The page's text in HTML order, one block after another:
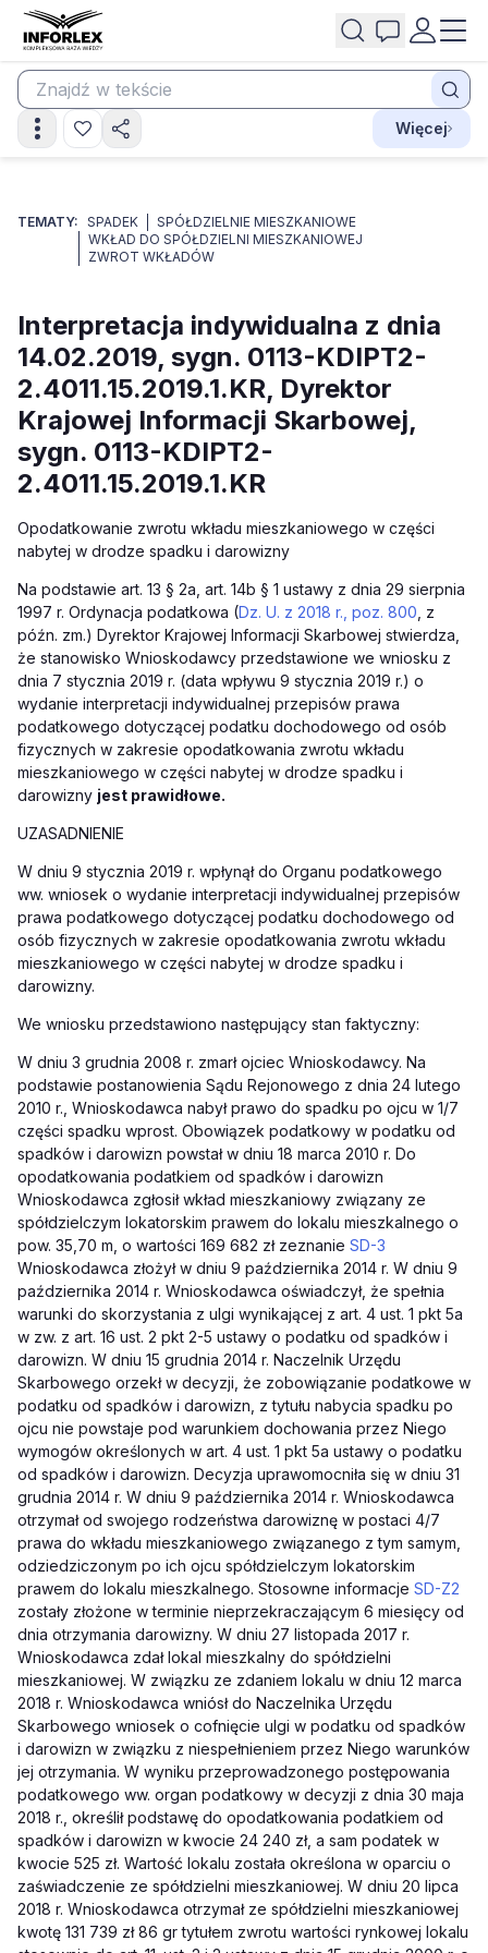
Więcej
TEMATY: SPADEK
SPÓŁDZIELNIE MIESZKANIOWE
WKŁAD DO SPÓŁDZIELNI MIESZKANIOWEJ
ZWROT WKŁADÓW
Interpretacja indywidualna z dnia
14.02.2019, sygn. 0113-KDIPT2-
2.4011.15.2019.1.KR, Dyrektor
Krajowej Informacji Skarbowej,
sygn. 0113-KDIPT2-
2.4011.15.2019.1.KR
Opodatkowanie zwrotu wkładu mieszkaniowego w części
nabytej w drodze spadku i darowizny
Na podstawie art. 13 § 2a, art. 14b § 1 ustawy z dnia 29 sierpnia
1997 r. Ordynacja podatkowa (Dz. U. z 2018 r., poz. 800 , z
późn. zm.) Dyrektor Krajowej Informacji Skarbowej stwierdza,
że stanowisko Wnioskodawcy przedstawione we wniosku z
dnia 7 stycznia 2019 r. (data wpływu 9 stycznia 2019 r.) o
wydanie interpretacji indywidualnej przepisów prawa
podatkowego dotyczącej podatku dochodowego od osób
fizycznych w zakresie opodatkowania zwrotu wkładu
mieszkaniowego w części nabytej w drodze spadku i
darowizny jest prawidłowe.
UZASADNIENIE
W dniu 9 stycznia 2019 r. wpłynął do Organu podatkowego
ww. wniosek o wydanie interpretacji indywidualnej przepisów
prawa podatkowego dotyczącej podatku dochodowego od
osób fizycznych w zakresie opodatkowania zwrotu wkładu
mieszkaniowego w części nabytej w drodze spadku i
darowizny.
We wniosku przedstawiono następujący stan faktyczny:
W dniu 3 grudnia 2008 r. zmarł ojciec Wnioskodawcy. Na
podstawie postanowienia Sądu Rejonowego z dnia 24 lutego
2010 r., Wnioskodawca nabył prawo do spadku po ojcu w 1/7
części spadku wprost. Obowiązek podatkowy w podatku od
spadków i darowizn powstał w dniu 18 marca 2010 r. Do
opodatkowania podatkiem od spadków i darowizn
Wnioskodawca zgłosił wkład mieszkaniowy związany ze
spółdzielczym lokatorskim prawem do lokalu mieszkalnego o
pow. 35,70 m, o wartości 169 682 zł zeznanie SD-3
Wnioskodawca złożył w dniu 9 października 2014 r. W dniu 9
października 2014 r. Wnioskodawca oświadczył, że spełnia
warunki do skorzystania z ulgi wynikającej z art. 4 ust. 1 pkt 5a
w zw. z art. 16 ust. 2 pkt 2-5 ustawy o podatku od spadków i
darowizn. W dniu 15 grudnia 2014 r. Naczelnik Urzędu
Skarbowego orzekł w decyzji, że zobowiązanie podatkowe w
podatku od spadków i darowizn, z tytułu nabycia spadku po
ojcu nie powstaje pod warunkiem dochowania przez Niego
wymogów określonych w art. 4 ust. 1 pkt 5a ustawy o podatku
od spadków i darowizn. Decyzja uprawomocniła się w dniu 31
grudnia 2014 r. W dniu 9 października 2014 r. Wnioskodawca
otrzymał od swojego rodzeństwa darowiznę w postaci 4/7
prawa do wkładu mieszkaniowego związanego z tym samym,
odziedziczonym po ich ojcu spółdzielczym lokatorskim
prawem do lokalu mieszkalnego. Stosowne informacje SD-Z2
zostały złożone w terminie nieprzekraczającym 6 miesięcy od
dnia otrzymania darowizny. W dniu 27 listopada 2017 r.
Wnioskodawca zdał lokal mieszkalny do spółdzielni
mieszkaniowej. W związku ze zdaniem lokalu w dniu 12 marca
2018 r. Wnioskodawca wniósł do Naczelnika Urzędu
Skarbowego wniosek o cofnięcie ulgi w podatku od spadków
i darowizn w związku z niespełnieniem przez Niego warunków
jej otrzymania. W wyniku przeprowadzonego postępowania
podatkowego ww. organ podatkowy w decyzji z dnia 30 maja
2018 r., określił podstawę do opodatkowania podatkiem od
spadków i darowizn w kwocie 24 240 zł, a sam podatek w
kwocie 525 zł. Wartość lokalu została określona w oparciu o
zaświadczenie ze spółdzielni mieszkaniowej. W dniu 20 lipca
2018 r. Wnioskodawca otrzymał ze spółdzielni mieszkaniowej
kwotę 131 739 zł 86 gr tytułem zwrotu wartości rynkowej lokalu